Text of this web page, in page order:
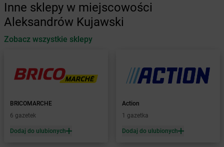
Żabka Automat
Żabka Babica
Żabka Babice Nowe
Żabka Baboszewo
Żabka Bądkowo
Żabka Bąków
Żabka
Inne sklepy w miejscowości
Aleksandrów Kujawski
Zobacz wszystkie sklepy
BRICOMARCHE
6 gazetek
Dodaj do ulubionych
Action
1 gazetka
Dodaj do ulubionych